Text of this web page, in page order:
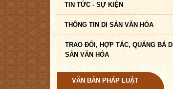
TIN TỨC - SỰ KIỆN
THÔNG TIN DI SẢN VĂN HÓA
TRAO ĐỔI, HỢP TÁC, QUẢNG BÁ DI
SẢN VĂN HÓA
VĂN BẢN PHÁP LUẬT